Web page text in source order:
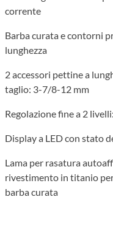
corrente
Barba curata e contorni
lunghezza
2 accessori pettine a
taglio: 3-7/8-12 mm
Regolazione fine a 2
Display a LED con stato
Lama per rasatura
rivestimento in titanio
barba curata